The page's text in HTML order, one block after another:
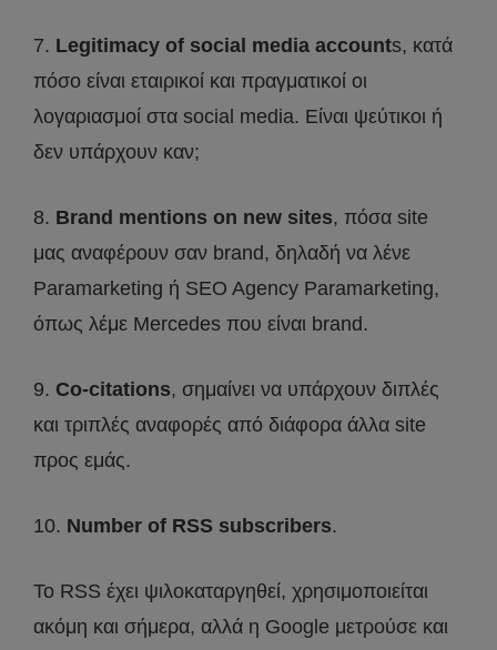
7. Legitimacy of social media accounts, κατά
πόσο είναι εταιρικοί και πραγματικοί οι
λογαριασμοί στα social media. Είναι ψεύτικοι ή
δεν υπάρχουν καν;
8. Brand mentions on new sites, πόσα site
μας αναφέρουν σαν brand, δηλαδή να λένε
Paramarketing ή SEO Agency Paramarketing,
όπως λέμε Mercedes που είναι brand.
9. Co-citations, σημαίνει να υπάρχουν διπλές
και τριπλές αναφορές από διάφορα άλλα site
προς εμάς.
10. Number of RSS subscribers.
Το RSS έχει ψιλοκαταργηθεί, χρησιμοποιείται
ακόμη και σήμερα, αλλά η Google μετρούσε και